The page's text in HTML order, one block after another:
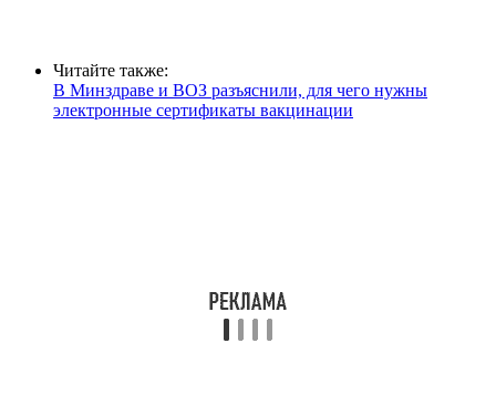
Читайте также:
В Минздраве и ВОЗ разъяснили, для чего нужны
электронные сертификаты вакцинации